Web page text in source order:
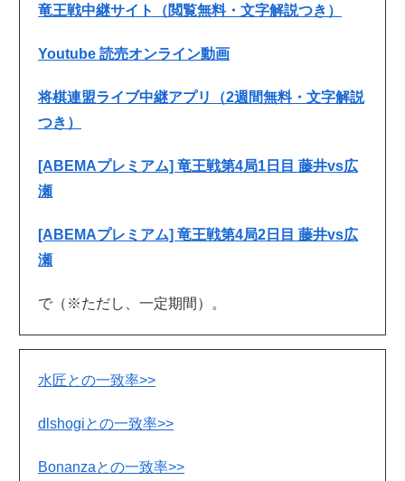
竜王戦中継サイト（閲覧無料・文字解説つき）
Youtube 読売オンライン動画
将棋連盟ライブ中継アプリ（2週間無料・文字解説
つき）
[ABEMAプレミアム] 竜王戦第4局1日目 藤井vs広
瀬
[ABEMAプレミアム] 竜王戦第4局2日目 藤井vs広
瀬
で（※ただし、一定期間）。
水匠との一致率>>
dlshogiとの一致率>>
Bonanzaとの一致率>>